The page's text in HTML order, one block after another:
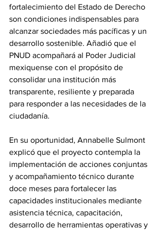
fortalecimiento del Estado de Derecho
son condiciones indispensables para
alcanzar sociedades más pacíficas y un
desarrollo sostenible. Añadió que el
PNUD acompañará al Poder Judicial
mexiquense con el propósito de
consolidar una institución más
transparente, resiliente y preparada
para responder a las necesidades de la
ciudadanía.
En su oportunidad, Annabelle Sulmont
explicó que el proyecto contempla la
implementación de acciones conjuntas
y acompañamiento técnico durante
doce meses para fortalecer las
capacidades institucionales mediante
asistencia técnica, capacitación,
desarrollo de herramientas operativas y